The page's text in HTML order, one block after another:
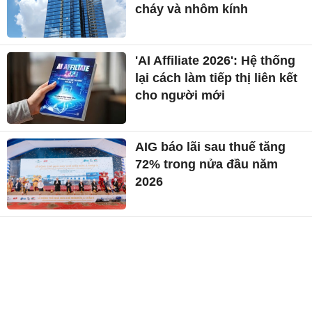
cháy và nhôm kính
'AI Affiliate 2026': Hệ thống
lại cách làm tiếp thị liên kết
cho người mới
AIG báo lãi sau thuế tăng
72% trong nửa đầu năm
2026